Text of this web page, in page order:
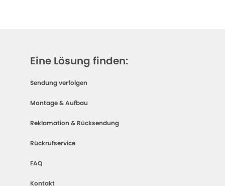
Eine Lösung finden:
Sendung verfolgen
Montage & Aufbau
Reklamation & Rücksendung
Rückrufservice
FAQ
Kontakt